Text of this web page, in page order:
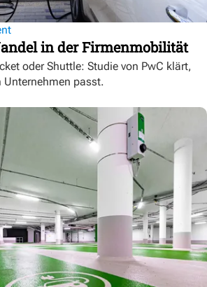
in der Firmenmobilität
oder Shuttle: Studie von PwC klärt,
passt.